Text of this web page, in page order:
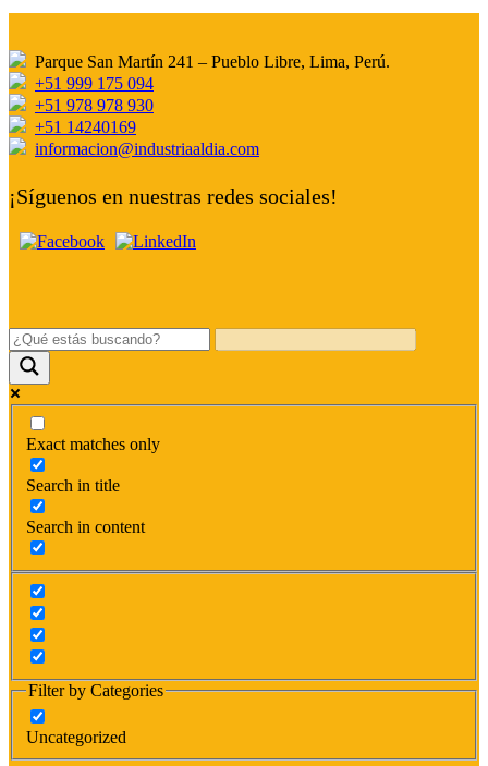
Parque San Martín 241 – Pueblo Libre, Lima, Perú.
+51 999 175 094
+51 978 978 930
+51 14240169
informacion@industriaaldia.com
¡Síguenos en nuestras redes sociales!
Exact matches only
Search in title
Search in content
Filter by Categories
Uncategorized